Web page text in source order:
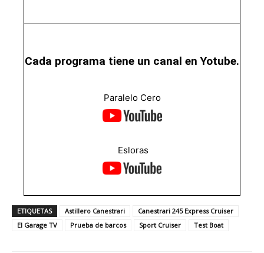
Cada programa tiene un canal en Yotube.
Paralelo Cero
Esloras
ETIQUETAS Astillero Canestrari
Canestrari 245 Express Cruiser
El Garage TV
Prueba de barcos Sport Cruiser Test Boat